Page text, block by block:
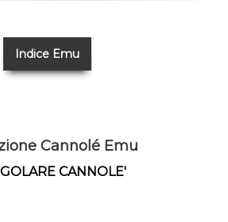
Indice Emu
Cannolé Emu
CANNOLE'